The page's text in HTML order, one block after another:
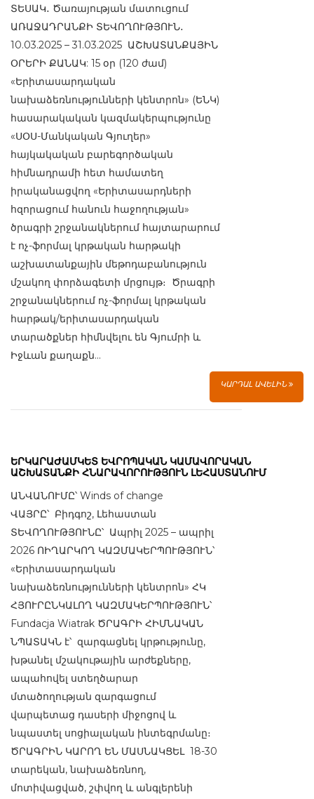
ՏԵՍԱԿ․ Ծառայության մատուցում
ԱՌԱՋԱԴՐԱՆՔԻ ՏԵՎՈՂՈՒԹՅՈՒՆ․
10.03.2025 – 31.03.2025 ԱՇԽԱՏԱՆՔԱՅԻՆ
ՕՐԵՐԻ ՔԱՆԱԿ: 15 օր (120 ժամ)
«Երիտասարդական
նախաձեռնությունների կենտրոն» (ԵՆԿ)
հասարակական կազմակերպությունը
«ՍՕՍ-Մանկական Գյուղեր»
հայկակական բարեգործական
հիմնադրամի հետ համատեղ
իրականացվող «Երիտասարդների
հզորացում հանուն հաջողության»
ծրագրի շրջանակներում հայտարարում
է ոչ-ֆորմալ կրթական հարթակի
աշխատանքային մեթոդաբանություն
մշակող փորձագետի մրցույթ։ Ծրագրի
շրջանակներում ոչ-ֆորմալ կրթական
հարթակ/երիտասարդական
տարածքներ հիմնվելու են Գյումրի և
Իջևան քաղաքն...
ԿԱՐԴԱԼ ԱՎԵԼԻՆ
ԵՐԿԱՐԱԺԱՄԿԵՏ ԵՎՐՈՊԱԿԱՆ ԿԱՄԱՎՈՐԱԿԱՆ
ԱՇԽԱՏԱՆՔԻ ՀՆԱՐԱՎՈՐՈՒԹՅՈՒՆ ԼԵՀԱՍՏԱՆՈՒՄ
ԱՆՎԱՆՈՒՄԸ՝ Winds of change
ՎԱՅՐԸ՝ Բիդգոշ, Լեհաստան
ՏԵՎՈՂՈՒԹՅՈՒՆԸ՝ Ապրիլ 2025 – ապրիլ
2026 ՈԻՂԱՐԿՈՂ ԿԱԶՄԱԿԵՐՊՈՒԹՅՈՒՆ՝
«Երիտասարդական
նախաձեռնությունների կենտրոն» ՀԿ
ՀՅՈՒՐԸՆԿԱԼՈՂ ԿԱԶՄԱԿԵՐՊՈՒԹՅՈՒՆ՝
Fundacja Wiatrak ԾՐԱԳՐԻ ՀԻՄՆԱԿԱՆ
ՆՊԱՏԱԿՆ է՝ զարգացնել կրթությունը,
խթանել մշակութային արժեքները,
ապահովել ստեղծարար
մտածողության զարգացում
վարպետաց դասերի միջոցով և
նպաստել սոցիալական ինտեգրմանը։
ԾՐԱԳՐԻՆ ԿԱՐՈՂ ԵՆ ՄԱՍՆԱԿՑԵԼ 18-30
տարեկան, նախաձեռնող,
մոտիվացված, շփվող և անգլերենի